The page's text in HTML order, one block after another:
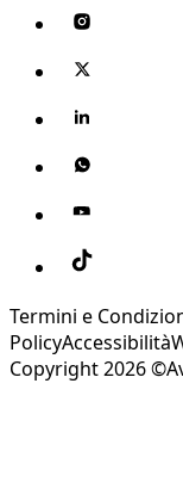
Termini e
PolicyAccessibilità
Copyright 2026